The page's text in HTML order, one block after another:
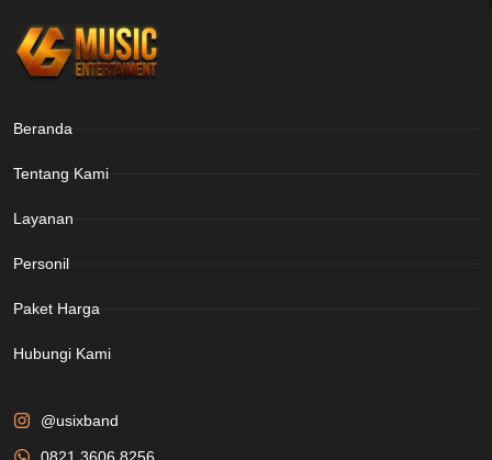
@usixband
0821 3606 8256
Beranda
Tentang Kami
Layanan
Personil
Paket Harga
Hubungi Kami